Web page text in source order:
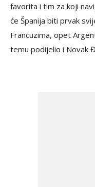
favorita i tim za koji
će Španija biti prvak
Francuzima, opet
temu podijelio i Novak